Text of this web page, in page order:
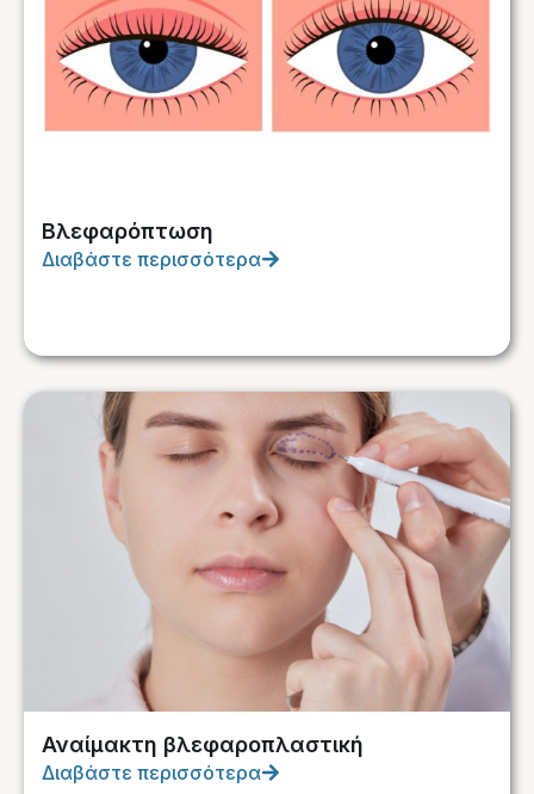
Βλεφαρόπτωση
Διαβάστε περισσότερα
Αναίμακτη βλεφαροπλαστική
Διαβάστε περισσότερα